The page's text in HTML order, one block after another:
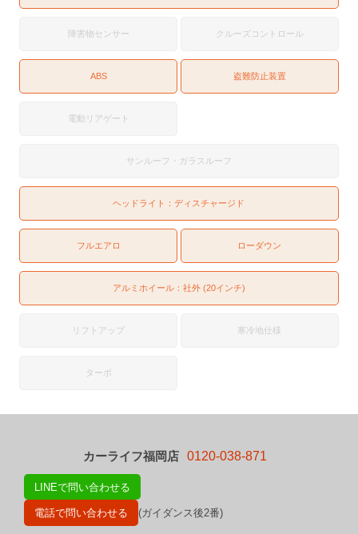
障害物センサー クルーズコントロール
ABS 盗難防止装置
電動リアゲート
サンルーフ・ガラスルーフ
ヘッドライト：ディスチャージド
フルエアロ ローダウン
アルミホイール：社外 (20インチ)
リフトアップ 寒冷地仕様
ターボ
カーライフ福岡店 0120-038-871
LINEで問い合わせる
電話で問い合わせる (ガイダンス後2番)